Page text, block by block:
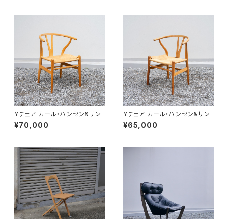
Yチェア カール・ハンセン&サン
¥70,000
Yチェア カール・ハンセン&サン
¥65,000